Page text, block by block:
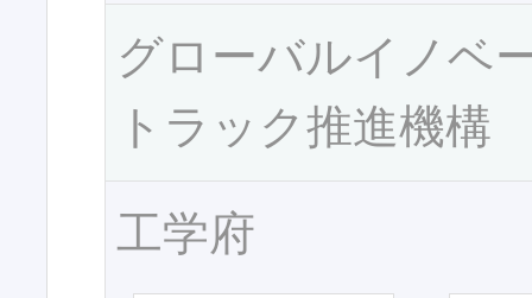
グローバルイノベ
トラック推進機構
工学府